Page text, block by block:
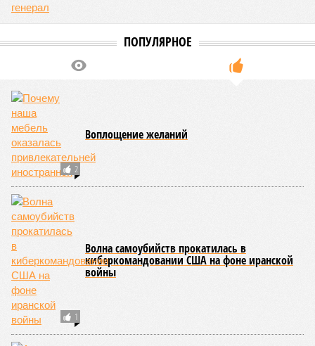
ПОПУЛЯРНОЕ
2
Воплощение желаний
1
Волна самоубийств прокатилась в
киберкомандовании США на фоне иранской
войны